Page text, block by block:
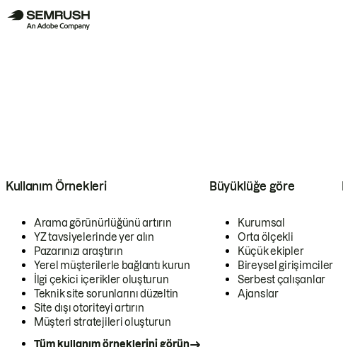
Kullanım Örnekleri
Arama görünürlüğünü artırın
YZ tavsiyelerinde yer alın
Pazarınızı araştırın
Yerel müşterilerle bağlantı kurun
İlgi çekici içerikler oluşturun
Teknik site sorunlarını düzeltin
Site dışı otoriteyi artırın
Müşteri stratejileri oluşturun
Tüm kullanım örneklerini görün
Büyüklüğe göre
Kurumsal
Orta ölçekli
Küçük ekipler
Bireysel girişimciler
Serbest çalışanlar
Ajanslar